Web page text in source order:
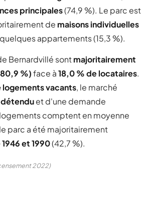
principales(74,9 %). Le parc est
de maisons individuelles
appartements (15,3 %).
Bernardvillé sontmajoritairement
%)face à18,0 % de locataires.
logements vacants, le marché
détenduet d'une demande
comptent en moyenne
parc a été majoritairement
et 1990(42,7 %).
2022)